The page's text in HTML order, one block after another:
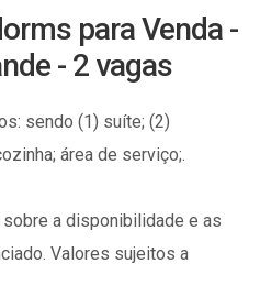
para Venda -
- 2 vagas
sendo (1) suíte; (2)
área de serviço;.
a disponibilidade e as
Valores sujeitos a